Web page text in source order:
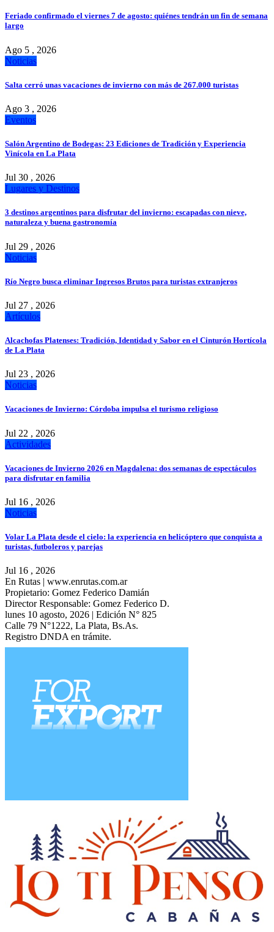
Feriado confirmado el viernes 7 de agosto: quiénes tendrán un fin de semana
largo
Ago 5 , 2026
Noticias
Salta cerró unas vacaciones de invierno con más de 267.000 turistas
Ago 3 , 2026
Eventos
Salón Argentino de Bodegas: 23 Ediciones de Tradición y Experiencia
Vinícola en La Plata
Jul 30 , 2026
Lugares y Destinos
3 destinos argentinos para disfrutar del invierno: escapadas con nieve,
naturaleza y buena gastronomía
Jul 29 , 2026
Noticias
Río Negro busca eliminar Ingresos Brutos para turistas extranjeros
Jul 27 , 2026
Artículos
Alcachofas Platenses: Tradición, Identidad y Sabor en el Cinturón Hortícola
de La Plata
Jul 23 , 2026
Noticias
Vacaciones de Invierno: Córdoba impulsa el turismo religioso
Jul 22 , 2026
Actividades
Vacaciones de Invierno 2026 en Magdalena: dos semanas de espectáculos
para disfrutar en familia
Jul 16 , 2026
Noticias
Volar La Plata desde el cielo: la experiencia en helicóptero que conquista a
turistas, futboleros y parejas
Jul 16 , 2026
En Rutas | www.enrutas.com.ar
Propietario: Gomez Federico Damián
Director Responsable: Gomez Federico D.
lunes 10 agosto, 2026 | Edición N° 825
Calle 79 N°1222, La Plata, Bs.As.
Registro DNDA en trámite.